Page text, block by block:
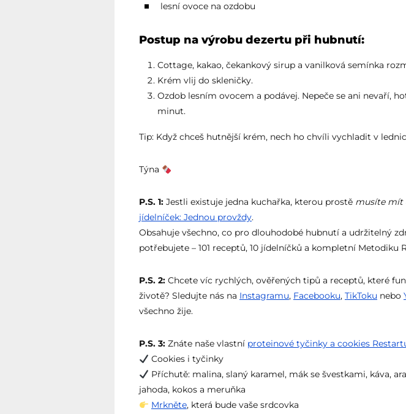
lesní ovoce na ozdobu
Postup na výrobu dezertu při hubnutí:
Cottage, kakao, čekankový sirup a vanilková semínka
Krém vlij do skleničky.
Ozdob lesním ovocem a podávej. Nepeče se ani nevaří,
minut.
Tip: Když chceš hutnější krém, nech ho chvíli vychladit v
Týna
P.S. 1: Jestli existuje jedna kuchařka, kterou prostě musíte mít
jídelníček: Jednou provždy.
Obsahuje všechno, co pro dlouhodobé hubnutí a udržitelný
potřebujete – 101 receptů, 10 jídelníčků a kompletní Metodiku
P.S. 2: Chcete víc rychlých, ověřených tipů a receptů, které
životě? Sledujte nás na Instagramu, Facebooku, TikToku nebo
všechno žije.
P.S. 3: Znáte naše vlastní proteinové tyčinky a cookies
Cookies i tyčinky
Příchutě: malina, slaný karamel, mák se švestkami, káva,
jahoda, kokos a meruňka
Mrkněte, která bude vaše srdcovka